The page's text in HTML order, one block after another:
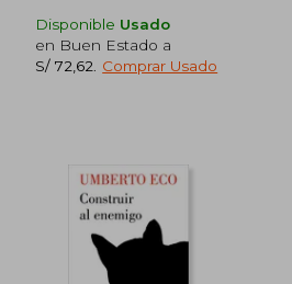
Disponible Usado
en Buen Estado a
S/ 72,62
Comprar Usado